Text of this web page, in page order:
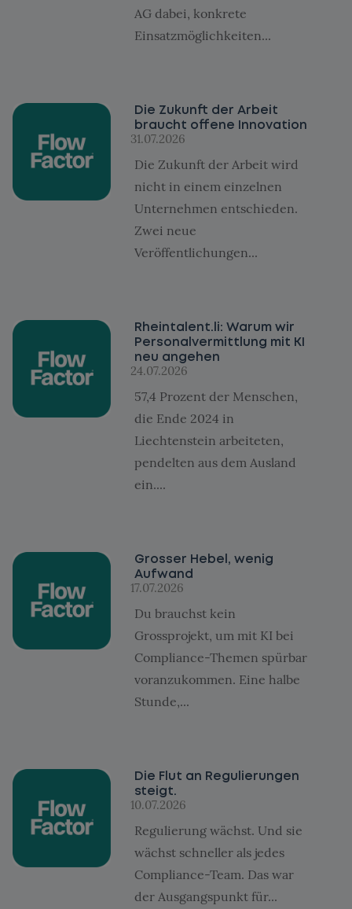
AG dabei, konkrete
Einsatzmöglichkeiten...
Die Zukunft der Arbeit
braucht offene Innovation
31.07.2026
Die Zukunft der Arbeit wird
nicht in einem einzelnen
Unternehmen entschieden.
Zwei neue
Veröffentlichungen...
Rheintalent.li: Warum wir
Personalvermittlung mit KI
neu angehen
24.07.2026
57,4 Prozent der Menschen,
die Ende 2024 in
Liechtenstein arbeiteten,
pendelten aus dem Ausland
ein....
Grosser Hebel, wenig
Aufwand
17.07.2026
Du brauchst kein
Grossprojekt, um mit KI bei
Compliance-Themen spürbar
voranzukommen. Eine halbe
Stunde,...
Die Flut an Regulierungen
steigt.
10.07.2026
Regulierung wächst. Und sie
wächst schneller als jedes
Compliance-Team. Das war
der Ausgangspunkt für...